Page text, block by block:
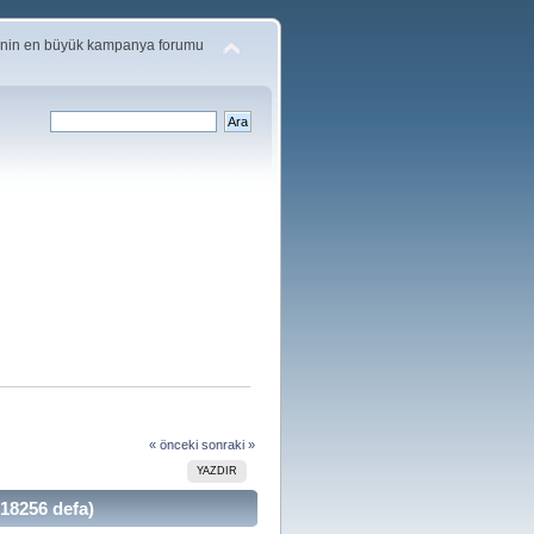
en büyük kampanya forumu
« önceki sonraki »
YAZDIR
defa)